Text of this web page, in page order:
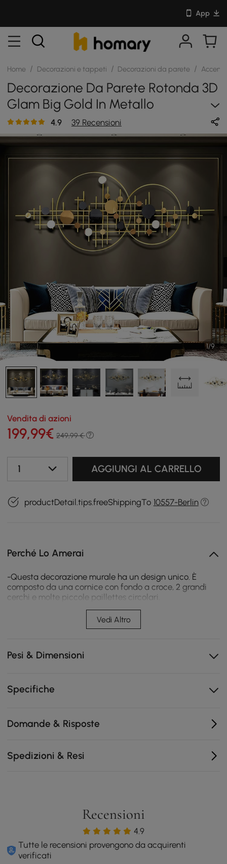
App
Home / Decorazioni e tappeti / Decorazioni da parete /
Decorazione Da Parete Rotonda 3D
Glam Big Gold In Metallo
Decorativo Unico, Da Appendere
Alla Casa, Da Appendere Al
Soggiorno
4.9 39 Recensioni
1/9
Vendita di azioni
199,99€ 249,99 €
1 AGGIUNGI AL CARRELLO
productDetail.tips.freeShippingTo 10557-Berlin
Perché Lo Amerai
-Questa decorazione murale ha un design unico. È
composto da una cornice con fondo a croce, 2 grandi
cerchi e molte piccole paillettes circolari.
qualità e le paillettes circolari sono in titanio.
-La decorazione murale presenta nel suo insieme uno
ma è anche la decorazione perfetta in qualsiasi luogo.
Vedi Altro
Pesi & Dimensioni
Specifiche
Domande & Risposte
Spedizioni & Resi
Recensioni
4.9
Tutte le recensioni provengono da acquirenti
verificati